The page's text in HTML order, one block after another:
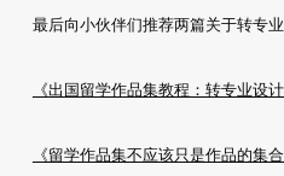
最后向小伙伴们推荐两篇关于转专
《出国留学作品集教程：转专业设
《留学作品集不应该只是作品的集合